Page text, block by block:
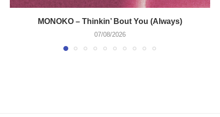
MONOKO – Thinkin’ Bout You (Always)
07/08/2026